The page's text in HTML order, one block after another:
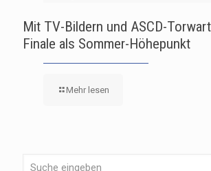
Mit TV-Bildern und ASCD-
Finale als Sommer-Höhepunkt
Mehr lesen